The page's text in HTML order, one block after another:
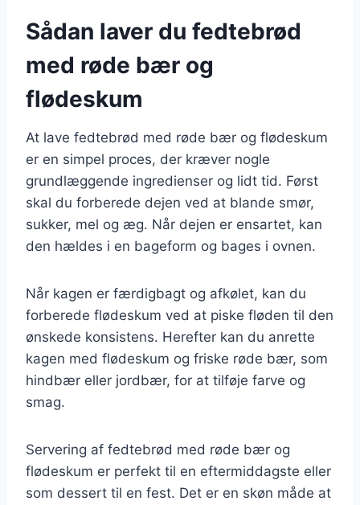
Sådan laver du fedtebrød
med røde bær og
flødeskum
At lave fedtebrød med røde bær og flødeskum
er en simpel proces, der kræver nogle
grundlæggende ingredienser og lidt tid. Først
skal du forberede dejen ved at blande smør,
sukker, mel og æg. Når dejen er ensartet, kan
den hældes i en bageform og bages i ovnen.
Når kagen er færdigbagt og afkølet, kan du
forberede flødeskum ved at piske fløden til den
ønskede konsistens. Herefter kan du anrette
kagen med flødeskum og friske røde bær, som
hindbær eller jordbær, for at tilføje farve og
smag.
Servering af fedtebrød med røde bær og
flødeskum er perfekt til en eftermiddagste eller
som dessert til en fest. Det er en skøn måde at